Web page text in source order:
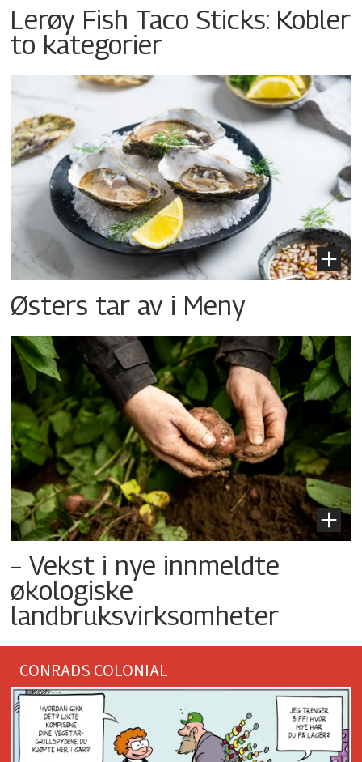
Lerøy Fish Taco Sticks: Kobler
to kategorier
Østers tar av i Meny
– Vekst i nye innmeldte
økologiske
landbruksvirksomheter
CONRADS COLONIAL